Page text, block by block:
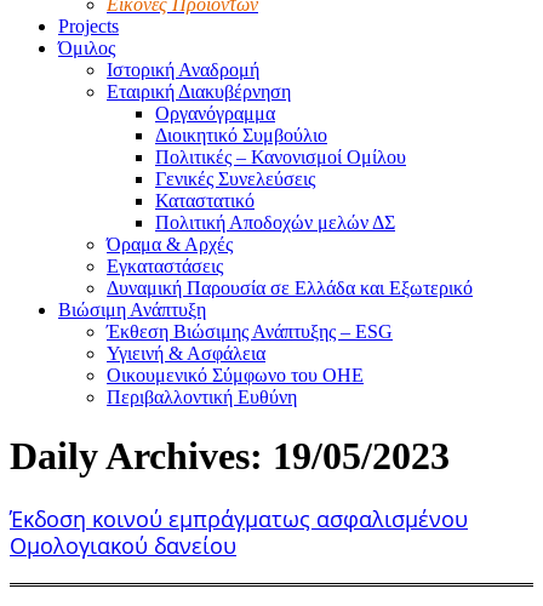
Εικόνες Προϊόντων
Projects
Όμιλος
Ιστορική Αναδρομή
Εταιρική Διακυβέρνηση
Οργανόγραμμα
Διοικητικό Συμβούλιο
Πολιτικές – Κανονισμοί Ομίλου
Γενικές Συνελεύσεις
Καταστατικό
Πολιτική Αποδοχών μελών ΔΣ
Όραμα & Αρχές
Εγκαταστάσεις
Δυναμική Παρουσία σε Ελλάδα και Εξωτερικό
Βιώσιμη Ανάπτυξη
Έκθεση Βιώσιμης Ανάπτυξης – ESG
Υγιεινή & Ασφάλεια
Οικουμενικό Σύμφωνο του ΟΗΕ
Περιβαλλοντική Ευθύνη
Daily Archives: 19/05/2023
Έκδοση κοινού εμπράγματως ασφαλισμένου
Ομολογιακού δανείου